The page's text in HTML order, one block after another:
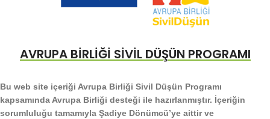
AVRUPA BİRLİĞİ SİVİL DÜŞÜN PROGRAMI
Bu web site içeriği Avrupa Birliği Sivil Düşün Programı
kapsamında Avrupa Birliği desteği ile hazırlanmıştır. İçeriğin
sorumluluğu tamamıyla Şadiye Dönümcü’ye aittir ve